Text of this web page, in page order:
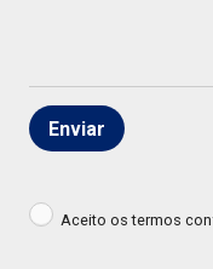
Aceito os termos